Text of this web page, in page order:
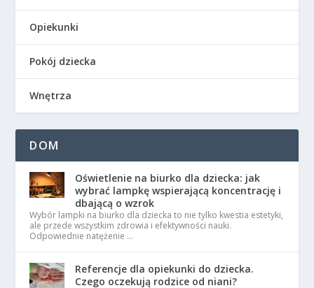
Opiekunki
Pokój dziecka
Wnętrza
DOM
Oświetlenie na biurko dla dziecka: jak
wybrać lampkę wspierającą koncentrację i
dbającą o wzrok
Wybór lampki na biurko dla dziecka to nie tylko kwestia estetyki,
ale przede wszystkim zdrowia i efektywności nauki.
Odpowiednie natężenie …
Referencje dla opiekunki do dziecka.
Czego oczekują rodzice od niani?